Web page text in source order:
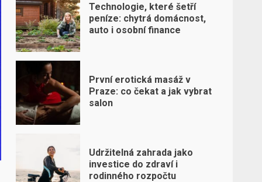
Technologie, které šetří
peníze: chytrá domácnost,
auto i osobní finance
První erotická masáž v
Praze: co čekat a jak vybrat
salon
Udržitelná zahrada jako
investice do zdraví i
rodinného rozpočtu